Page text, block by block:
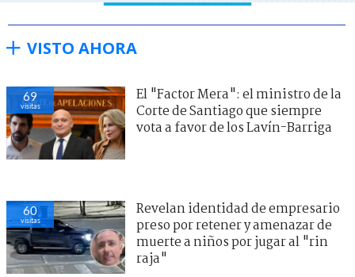
VISTO AHORA
69
visitas
El "Factor Mera": el ministro de la
Corte de Santiago que siempre
vota a favor de los Lavín-Barriga
60
visitas
Revelan identidad de empresario
preso por retener y amenazar de
muerte a niños por jugar al "rin
raja"